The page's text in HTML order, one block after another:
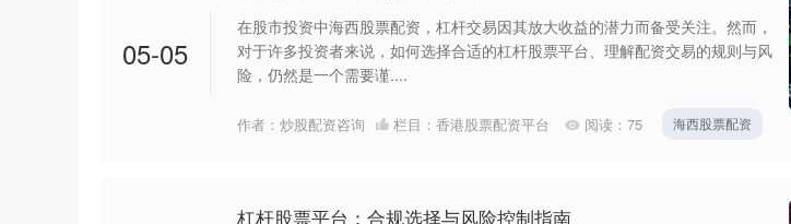
05-05
在股市投资中海西股票配资，杠杆交易因其放大收益的潜力而备受关注。然而，
对于许多投资者来说，如何选择合适的杠杆股票平台、理解配资交易的规则与风
险，仍然是一个需要谨....
作者：炒股配资咨询 栏目： 香港股票配资平台 阅读： 75 海西股票配资
杠杆股票平台：合规选择与风险控制指南